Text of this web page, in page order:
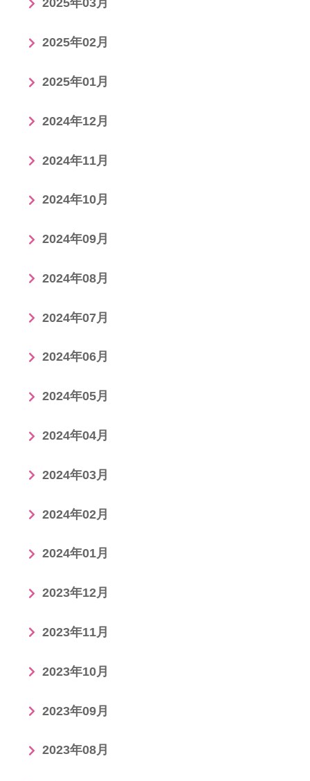
2025年03月
2025年02月
2025年01月
2024年12月
2024年11月
2024年10月
2024年09月
2024年08月
2024年07月
2024年06月
2024年05月
2024年04月
2024年03月
2024年02月
2024年01月
2023年12月
2023年11月
2023年10月
2023年09月
2023年08月